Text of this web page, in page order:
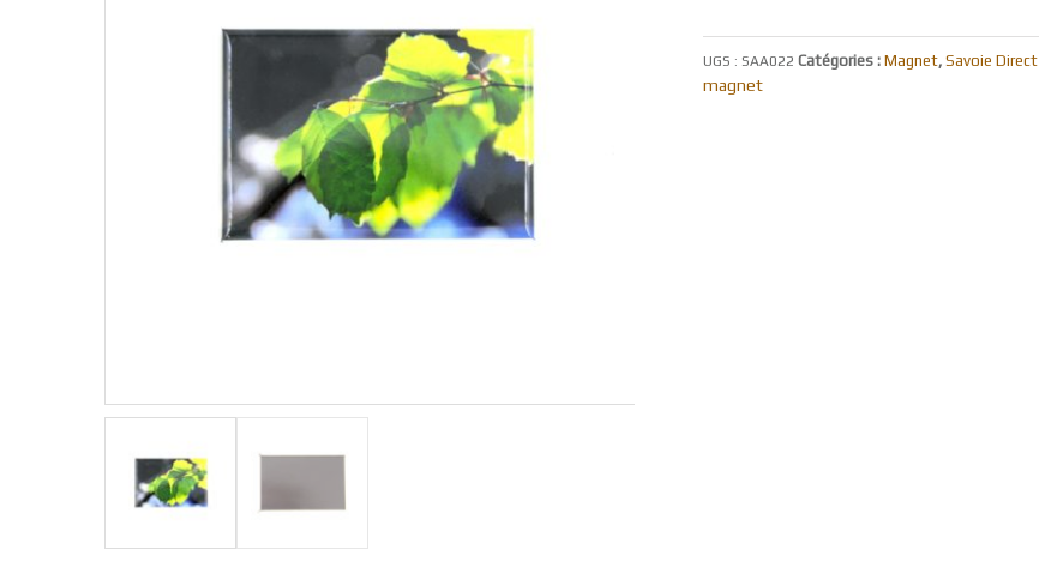
UGS : SAA022 Catégories : Magnet, Savoie Direct
magnet